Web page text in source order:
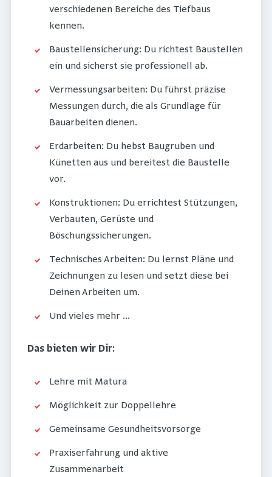
verschiedenen Bereiche des Tiefbaus
kennen.
Baustellensicherung: Du richtest Baustellen
ein und sicherst sie professionell ab.
Vermessungsarbeiten: Du führst präzise
Messungen durch, die als Grundlage für
Bauarbeiten dienen.
Erdarbeiten: Du hebst Baugruben und
Künetten aus und bereitest die Baustelle
vor.
Konstruktionen: Du errichtest Stützungen,
Verbauten, Gerüste und
Böschungssicherungen.
Technisches Arbeiten: Du lernst Pläne und
Zeichnungen zu lesen und setzt diese bei
Deinen Arbeiten um.
Und vieles mehr …
Das bieten wir Dir:
Lehre mit Matura
Möglichkeit zur Doppellehre
Gemeinsame Gesundheitsvorsorge
Praxiserfahrung und aktive
Zusammenarbeit